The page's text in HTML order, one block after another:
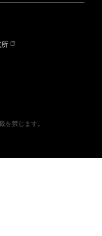
を禁じます。